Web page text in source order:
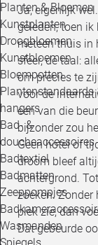
Planten & Bloemen
Kunstplanten
Droogbloemen
Kunstbloemen
Bloempotten
Plantenstandaards
hangers
Bad- &
doucheaccessoires
Badtextiel
Badmatten
Zeeppompjes
Wasmanden
Ja, eigenlijk
geleden, toen
meteen thuis in
sfeer, de taal:
om precies te
voor de
een van die
bijzonder zou
Geen hotel of
droom bleef
achtergrond.
zoeken. Zonder
plek zie, dan
Dat gebeurde